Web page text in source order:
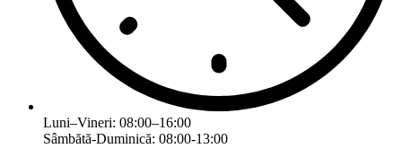
Luni–Vineri: 08:00–16:00
Sâmbătă-Duminică: 08:00-13:00